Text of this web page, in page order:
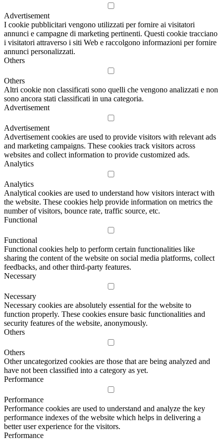
Advertisement
I cookie pubblicitari vengono utilizzati per fornire ai visitatori
annunci e campagne di marketing pertinenti. Questi cookie tracciano
i visitatori attraverso i siti Web e raccolgono informazioni per fornire
annunci personalizzati.
Others
Others
Altri cookie non classificati sono quelli che vengono analizzati e non
sono ancora stati classificati in una categoria.
Advertisement
Advertisement
Advertisement cookies are used to provide visitors with relevant ads
and marketing campaigns. These cookies track visitors across
websites and collect information to provide customized ads.
Analytics
Analytics
Analytical cookies are used to understand how visitors interact with
the website. These cookies help provide information on metrics the
number of visitors, bounce rate, traffic source, etc.
Functional
Functional
Functional cookies help to perform certain functionalities like
sharing the content of the website on social media platforms, collect
feedbacks, and other third-party features.
Necessary
Necessary
Necessary cookies are absolutely essential for the website to
function properly. These cookies ensure basic functionalities and
security features of the website, anonymously.
Others
Others
Other uncategorized cookies are those that are being analyzed and
have not been classified into a category as yet.
Performance
Performance
Performance cookies are used to understand and analyze the key
performance indexes of the website which helps in delivering a
better user experience for the visitors.
Performance